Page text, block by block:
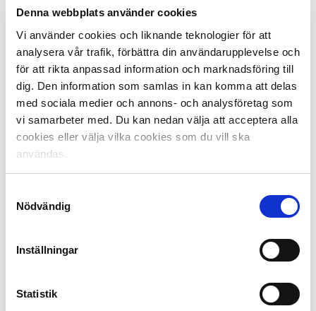
Denna webbplats använder cookies
Vi använder cookies och liknande teknologier för att
analysera vår trafik, förbättra din användarupplevelse och
för att rikta anpassad information och marknadsföring till
dig. Den information som samlas in kan komma att delas
med sociala medier och annons- och analysföretag som
vi samarbeter med. Du kan nedan välja att acceptera alla
cookies eller välja vilka cookies som du vill ska
användas.
Nödvändig
Inställningar
Statistik
2. Rollen som tränarutvecklare
4. Träningsmetodik
5. Vinnarkultur och lärandemiljö
6. Tränarbeteende
7. Uppföljning av personal i samband med träning och
matc
8. Mikrogrupper (erfarenhetsutbyte i grupper om fyra
deltagare)
9. Internationella referenser (Studieresa i fem dagar)
1-7 live över Teams.
Tobias Celedon, AIK
Jesper Ljung, BK Häcken